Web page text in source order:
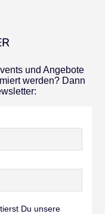
und Angebote
werden? Dann
Du unsere